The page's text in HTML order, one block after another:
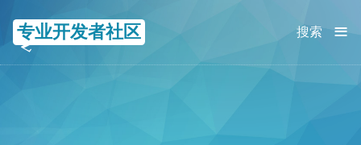
专业开发者社区 ≡
搜索